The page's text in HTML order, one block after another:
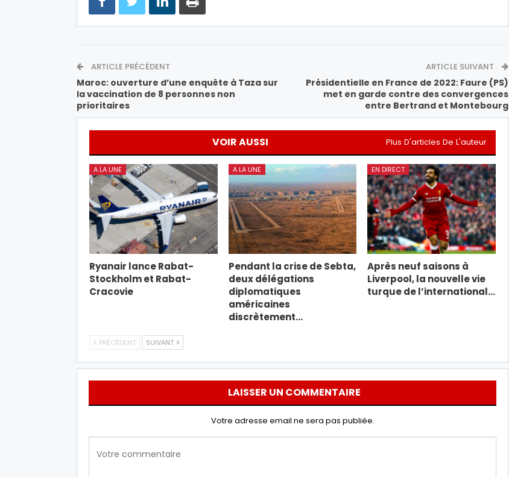
ARTICLE PRÉCÉDENT
Maroc: ouverture d’une enquête à Taza sur
la vaccination de 8 personnes non
prioritaires
ARTICLE SUIVANT
Présidentielle en France de 2022: Faure (PS)
met en garde contre des convergences
entre Bertrand et Montebourg
VOIR AUSSI Plus D'articles De L'auteur
A LA UNE
Ryanair lance Rabat-
Stockholm et Rabat-
Cracovie
A LA UNE
Pendant la crise de Sebta,
deux délégations
diplomatiques
américaines
discrètement…
EN DIRECT
Après neuf saisons à
Liverpool, la nouvelle vie
turque de l’international…
PRÉCÉDENT SUIVANT
LAISSER UN COMMENTAIRE
Votre adresse email ne sera pas publiée.